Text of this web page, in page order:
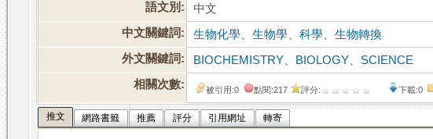
語文別:
中文
中文關鍵詞:
生物化學 、生物學 、科學 、生物轉換
外文關鍵詞:
BIOCHEMISTRY BIOLOGY
SCIENCE
相關次數:
被引用:0 點閱:217 評分: 下載:0
推文 網路書籤 推薦 評分 引用網址 轉寄